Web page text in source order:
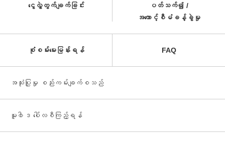
ငွေလွှဲတွက်ချက်ခြင်း
ပတ်သက်၍ /
အကောင့်စီမံခန့်ခွဲမှု
စုံစမ်းမေးမြန်းရန် FAQ
အသုံးပြုမှု စည်းကမ်းချက်စသည်
မူ၀ါဒ ပေါ်လစီကြည့်ရန်